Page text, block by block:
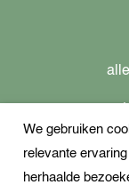
We gebruiken
relevante
herhaalde